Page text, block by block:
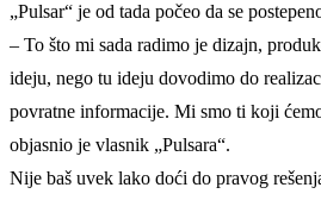
„Pulsar“ je od tada počeo da se
– To što mi sada radimo je dizajn,
ideju, nego tu ideju dovodimo do
povratne informacije. Mi smo ti koji
objasnio je vlasnik „Pulsara“.
Nije baš uvek lako doći do pravog